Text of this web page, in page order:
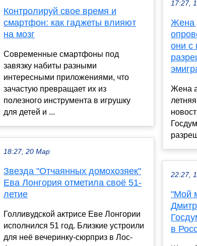
Контролируй свое время и
смартфон: как гаджеты влияют
на мозг
Современные смартфоны под
завязку набиты разными
интересными приложениями, что
зачастую превращает их из
полезного инструмента в игрушку
для детей и ...
18:27, 20 Мар
Звезда "Отчаянных домохозяек"
Ева Лонгория отметила своё 51-
летие
Голливудской актрисе Еве Лонгории
исполнился 51 год. Близкие устроили
для неё вечеринку-сюрприз в Лос-
17:27,
Жена
они с
Жена
22:27,
"Мой
в